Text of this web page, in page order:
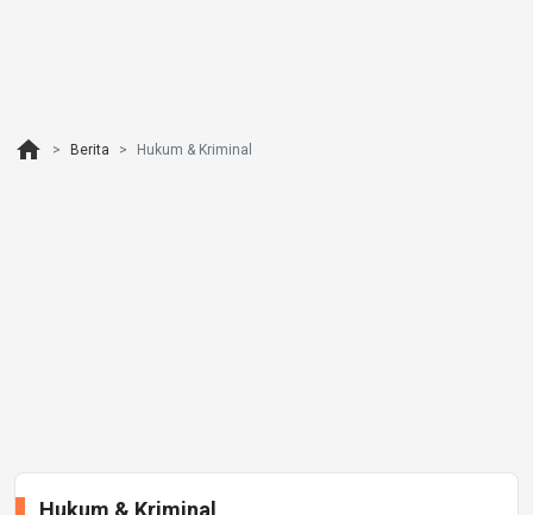
home Berita Hukum & Kriminal
Hukum & Kriminal